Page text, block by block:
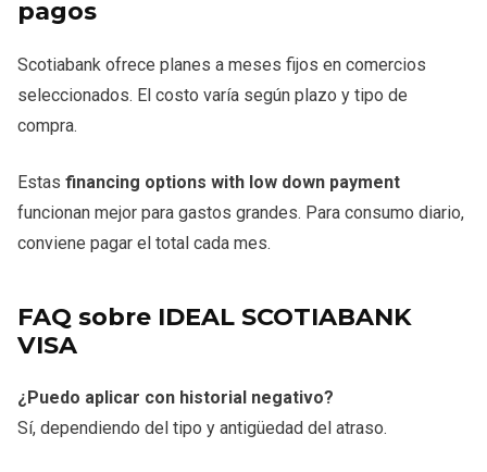
pagos
Scotiabank ofrece planes a meses fijos en comercios
seleccionados. El costo varía según plazo y tipo de
compra.
Estas financing options with low down payment
funcionan mejor para gastos grandes. Para consumo diario,
conviene pagar el total cada mes.
FAQ sobre IDEAL SCOTIABANK
VISA
¿Puedo aplicar con historial negativo?
Sí, dependiendo del tipo y antigüedad del atraso.